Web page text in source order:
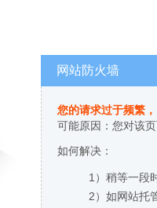
网站防火墙
您的请求过于频繁
可能原因：您对该
如何解决：
1）稍等一段
2）如网站托